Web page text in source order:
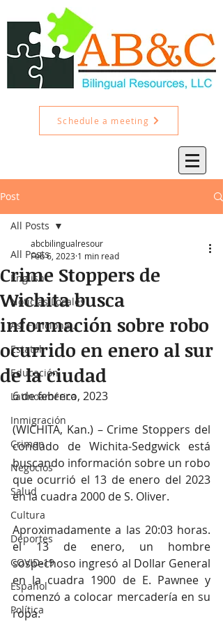
Schedule a meeting
Post
All Posts
English
Noticias Locales
Así Funciona...
Estatal
Educación
Latinoamérica
Inmigración
Crimen
Negocios
Salud
Cultura
Deportes
COVID-19
Español
Política
All Posts
Crime Stoppers de
Wichita busca
información sobre robo
ocurrido en enero al sur
de la ciudad
abcbilingualresour
Feb 6, 2023 1 min read
6 de febrero, 2023
(WICHITA, Kan.) – Crime Stoppers del
condado de Wichita-Sedgwick está
buscando información sobre un robo
que ocurrió el 13 de enero del 2023
en la cuadra 2000 de S. Oliver.
Aproximadamente a las 20:03 horas.
el 13 de enero, un hombre
sospechoso ingresó al Dollar General
en la cuadra 1900 de E. Pawnee y
comenzó a colocar mercadería en su
ropa.